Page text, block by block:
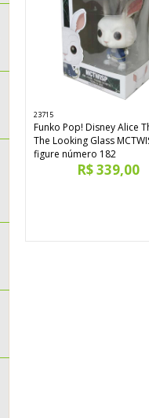
23715
Funko Pop! Disney Alice
The Looking Glass
figure número 182
R$ 339,00